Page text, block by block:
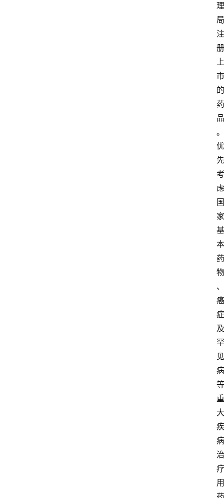
理
局
注
册
上
市
的
药
品
。
优
先
考
虑
国
家
基
本
药
物
、
癌
症
及
罕
见
病
等
重
大
疾
病
治
疗
用